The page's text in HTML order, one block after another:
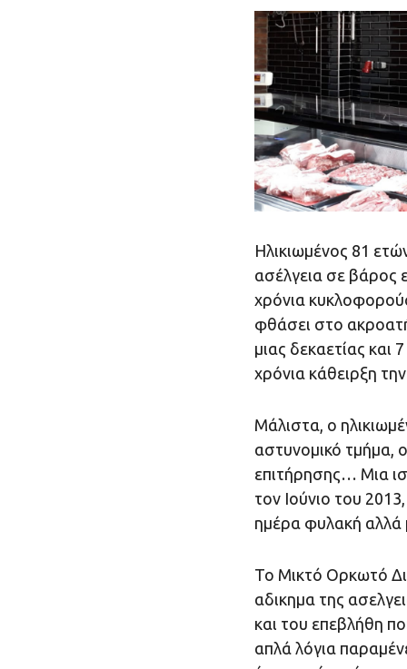
Ηλικιωμένος 81
ασέλγεια σε βάρος
χρόνια
φθάσει στο
μιας δεκαετίας και
χρόνια κάθειρξη
Μάλιστα, ο
αστυνομικό τμήμα,
επιτήρησης… Μια
τον Ιούνιο του
ημέρα φυλακή αλλά
Το Μικτό Ορκωτό
αδικημα της
και του επεβλήθη
απλά λόγια